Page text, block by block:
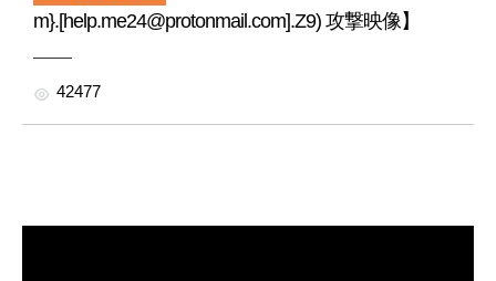
m}.[help.me24@protonmail.com].Z9) 攻撃映像】
42477